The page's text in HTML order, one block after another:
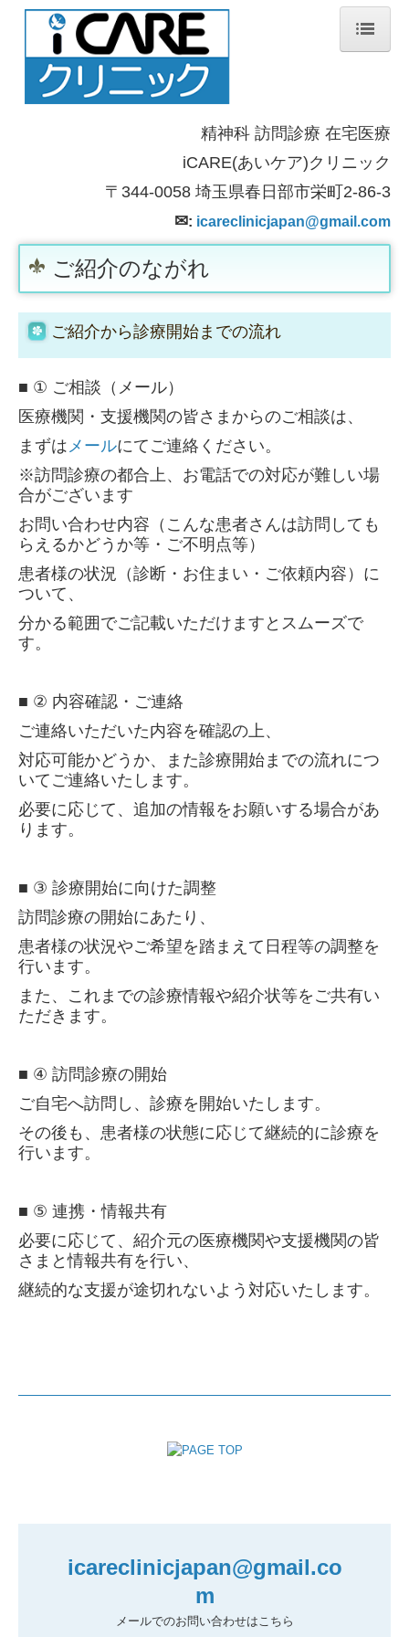
ホーム
ご紹介のながれ
相談・カウンセリング
精神科 訪問診療 在宅医療
iCARE(あいケア)クリニック
〒344-0058 埼玉県春日部市栄町2-86-3
✉: icareclinicjapan@gmail.com
ご紹介のながれ
ご紹介から診療開始までの流れ
■ ① ご相談（メール）
医療機関・支援機関の皆さまからのご相談は、
まずは メールにてご連絡ください。
※訪問診療の都合上、お電話での対応が難しい場
合がございます
お問い合わせ内容（こんな患者さんは訪問しても
らえるかどうか等・ご不明点等）
患者様の状況（診断・お住まい・ご依頼内容）に
ついて、
分かる範囲でご記載いただけますとスムーズで
す。
■ ② 内容確認・ご連絡
ご連絡いただいた内容を確認の上、
対応可能かどうか、また診療開始までの流れにつ
いてご連絡いたします。
必要に応じて、追加の情報をお願いする場合があ
ります。
■ ③ 診療開始に向けた調整
訪問診療の開始にあたり、
患者様の状況やご希望を踏まえて日程等の調整を
行います。
また、これまでの診療情報や紹介状等をご共有い
ただきます。
■ ④ 訪問診療の開始
ご自宅へ訪問し、診療を開始いたします。
その後も、患者様の状態に応じて継続的に診療を
行います。
■ ⑤ 連携・情報共有
必要に応じて、紹介元の医療機関や支援機関の皆
さまと情報共有を行い、
継続的な支援が途切れないよう対応いたします。
icareclinicjapan@gmail.co
m
メールでのお問い合わせはこちら